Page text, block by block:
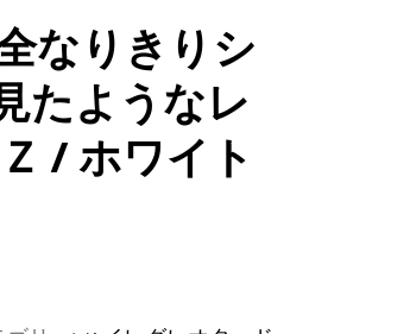
なりきりシ
たようなレ
/ ホワイト